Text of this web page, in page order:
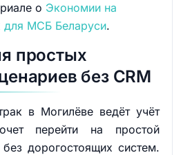
о Экономии на
для МСБ Беларуси.
простых
без CRM
в Могилёве ведёт учёт
перейти на простой
дорогостоящих систем.